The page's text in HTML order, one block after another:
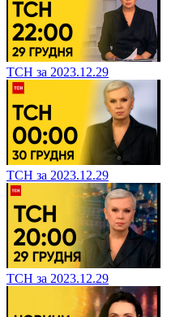
ТСН за 2023.12.29
ТСН за 2023.12.29
ТСН за 2023.12.29